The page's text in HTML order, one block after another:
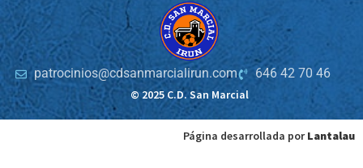
patrocinios@cdsanmarcialirun.com
646 42 70 46
© 2025 C.D. San Marcial
Página desarrollada porLantalau